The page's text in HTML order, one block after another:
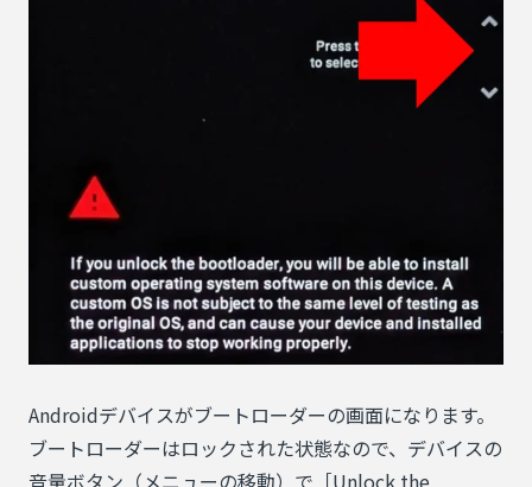
Androidデバイスがブートローダーの画面になります。
ブートローダーはロックされた状態なので、デバイスの